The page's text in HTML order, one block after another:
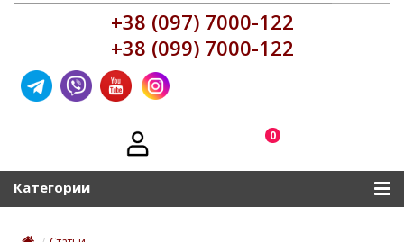
+38 (097) 7000-122
+38 (099) 7000-122
0
Категории